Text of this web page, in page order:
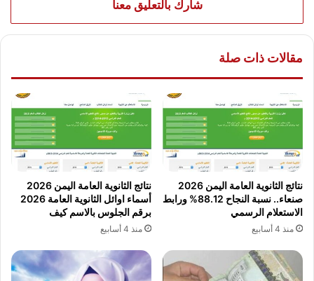
شارك بالتعليق معنا
مقالات ذات صلة
نتائج الثانوية العامة اليمن 2026
صنعاء.. نسبة النجاح 88.12% ورابط
الاستعلام الرسمي
منذ 4 أسابيع
نتائج الثانوية العامة اليمن 2026
أسماء اوائل الثانوية العامة 2026
برقم الجلوس بالاسم كيف
منذ 4 أسابيع